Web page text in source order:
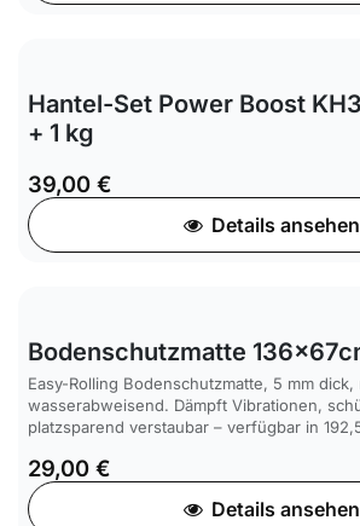
Hantel-Set Power Boost
+ 1 kg
39,00 €
Details ansehen
Bodenschutzmatte
Easy-Rolling Bodenschutzmatte, 5 mm
wasserabweisend. Dämpft Vibrationen,
platzsparend verstaubar – verfügbar in
29,00 €
Details ansehen